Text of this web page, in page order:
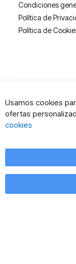
Condiciones
Política de
Política de
Usamos cookies
ofertas
cookies